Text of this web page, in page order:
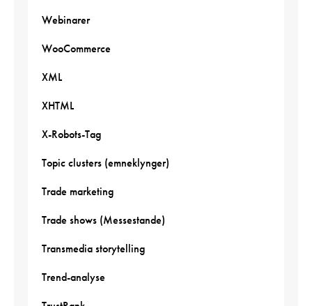
Webinarer
WooCommerce
XML
XHTML
X-Robots-Tag
Topic clusters (emneklynger)
Trade marketing
Trade shows (Messestande)
Transmedia storytelling
Trend-analyse